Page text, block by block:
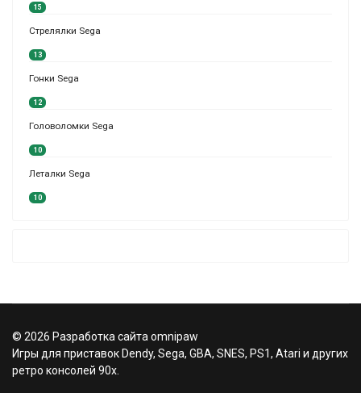
15
Стрелялки Sega
13
Гонки Sega
12
Головоломки Sega
10
Леталки Sega
10
© 2026 Разработка сайта omnipaw
Игры для приставок Dendy, Sega, GBA, SNES, PS1, Atari и других
ретро консолей 90х.